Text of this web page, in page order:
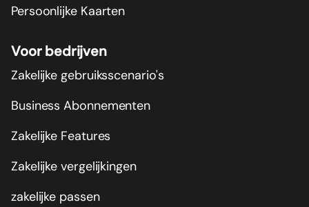
Persoonlijke Kaarten
Voor bedrijven
Zakelijke gebruiksscenario's
Business Abonnementen
Zakelijke Features
Zakelijke vergelijkingen
zakelijke passen